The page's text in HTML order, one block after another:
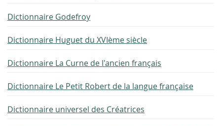
Dictionnaire Godefroy
Dictionnaire Huguet du XVIème siècle
Dictionnaire La Curne de l'ancien français
Dictionnaire Le Petit Robert de la langue française
Dictionnaire universel des Créatrices